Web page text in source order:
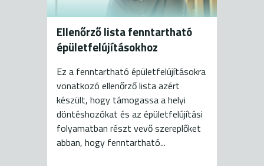
Ellenőrző lista fenntartható
épületfelújításokhoz
Ez a fenntartható épületfelújításokra
vonatkozó ellenőrző lista azért
készült, hogy támogassa a helyi
döntéshozókat és az épületfelújítási
folyamatban részt vevő szereplőket
abban, hogy fenntartható...